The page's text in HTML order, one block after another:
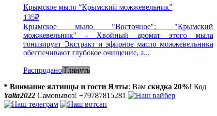
Крымское мыло “Крымский можжевельник”
135₽
Крымское мыло "Восточное": "Крымский
можжевельник" - Хвойный аромат этого мыла
тонизирует Экстракт и эфирное масло можжевельника
обеспечивают глубокое очищение, а...
Распродано Глянуть
* Внимание ялтинцы и гости Ялты: Вам скидка 20%! Код
Yalta2022 Самовывоз! +79787815281